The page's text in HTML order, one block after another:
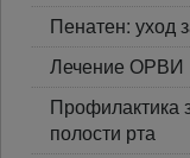
Пенатен: уход
Лечение ОРВИ
Профилактика
полости рта